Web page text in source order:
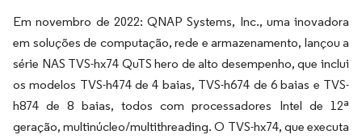
Em novembro de 2022: QNAP Systems, Inc., uma inovadora
em soluções de computação, rede e armazenamento, lançou a
série NAS TVS-hx74 QuTS hero de alto desempenho, que inclui
os modelos TVS-h474 de 4 baias, TVS-h674 de 6 baias e TVS-
h874 de 8 baias, todos com processadores Intel de 12ª
geração, multinúcleo/multithreading. O TVS-hx74, que executa